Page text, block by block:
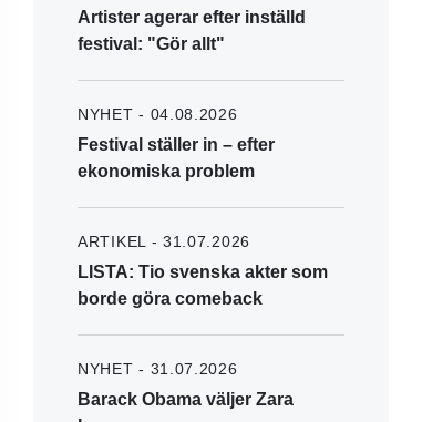
Artister agerar efter inställd
festival: "Gör allt"
NYHET - 04.08.2026
Festival ställer in – efter
ekonomiska problem
ARTIKEL - 31.07.2026
LISTA: Tio svenska akter som
borde göra comeback
NYHET - 31.07.2026
Barack Obama väljer Zara